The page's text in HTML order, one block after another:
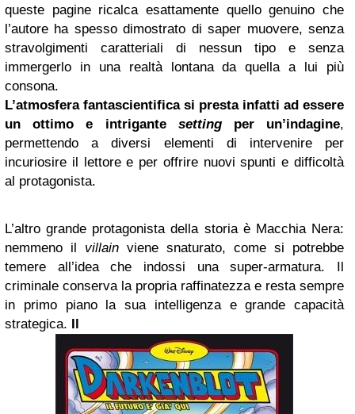
queste pagine ricalca esattamente quello genuino che
l’autore ha spesso dimostrato di saper muovere, senza
stravolgimenti caratteriali di nessun tipo e senza
immergerlo in una realtà lontana da quella a lui più
consona.
L’atmosfera fantascientifica si presta infatti ad essere
un ottimo e intrigante settingper un’indagine,
permettendo a diversi elementi di intervenire per
incuriosire il lettore e per offrire nuovi spunti e difficoltà
al protagonista.
L’altro grande protagonista della storia è Macchia Nera:
nemmeno il villain viene snaturato, come si potrebbe
temere all’idea che indossi una super-armatura. Il
criminale conserva la propria raffinatezza e resta sempre
in primo piano la sua intelligenza e grande capacità
strategica. Il